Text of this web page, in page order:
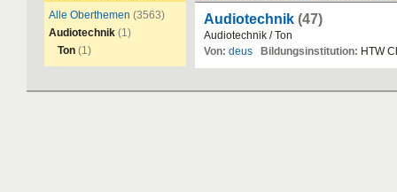
Alle Oberthemen (3563)
Audiotechnik (1)
Ton (1)
Audiotechnik (47)
Audiotechnik /Ton
Von: deus Bildungsinstitution: HTW